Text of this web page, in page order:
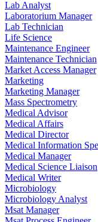
Lab Analyst
Laboratorium Manager
Lab Technician
Life Science
Maintenance Engineer
Maintenance Technician
Market Access Manager
Marketing
Marketing Manager
Mass Spectrometry
Medical Advisor
Medical Affairs
Medical Director
Medical Information
Medical Manager
Medical Science Liaison
Medical Writer
Microbiology
Microbiology Analyst
Msat Manager